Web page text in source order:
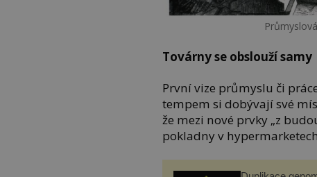
Továrny se obslouží samy
První vize průmyslu či
tempem si dobývají své
že mezi nové prvky „z
pokladny v